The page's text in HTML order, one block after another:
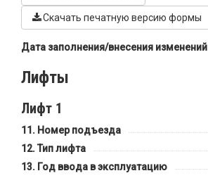
Скачать печатную версию формы
Дата заполнения/внесения изменений
Лифты
Лифт 1
Номер подъезда
Тип лифта
Год ввода в эксплуатацию